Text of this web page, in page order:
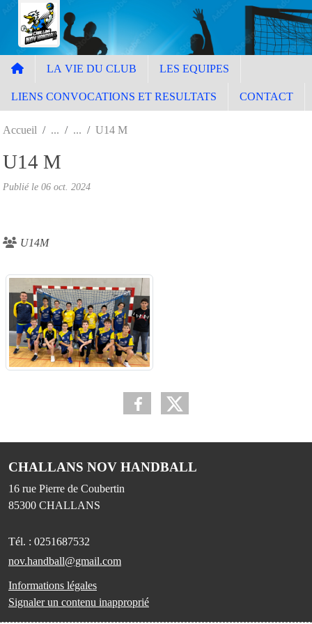
LA VIE DU CLUB LES EQUIPES
LIENS CONVOCATIONS ET RESULTATS CONTACT
Accueil U14 M
U14 M
Publié le 06 oct. 2024
U14M
CHALLANS NOV HANDBALL
16 rue Pierre de Coubertin
85300 CHALLANS
Tél. : 0251687532
nov.handball@gmail.com
Informations légales
Signaler un contenu inapproprié
Panneau de gestion des cookies